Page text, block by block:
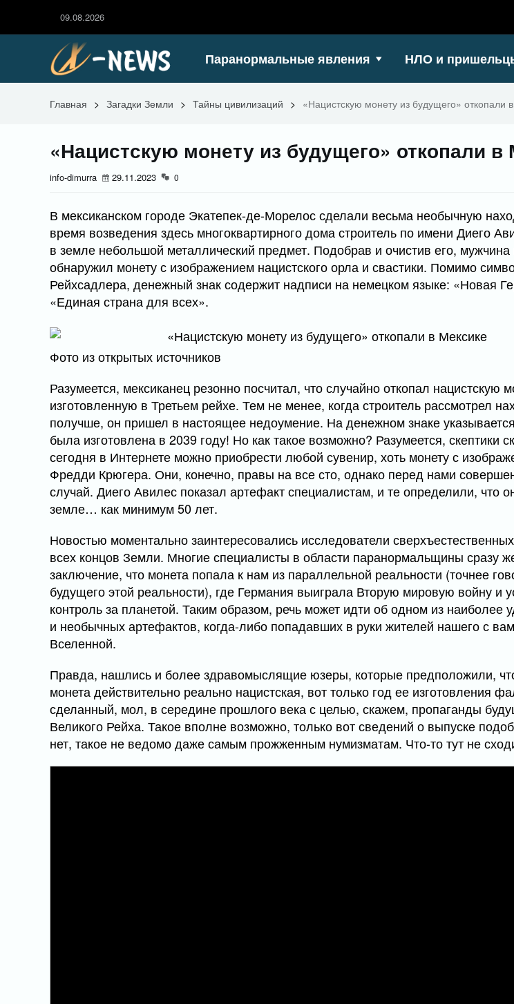
09.08.2026
Паранормальные явления НЛО и
Главная > Загадки Земли > Тайны цивилизаций > «Нацистскую монету из будущего» откопали
«Нацистскую монету из будущего» откопали в
info-dimurra 29.11.2023 0
В мексиканском городе Экатепек-де-Морелос сделали весьма необычную
время возведения здесь многоквартирного дома строитель по имени Диего
в земле небольшой металлический предмет. Подобрав и очистив его, мужчина
обнаружил монету с изображением нацистского орла и свастики. Помимо
Рейхсадлера, денежный знак содержит надписи на немецком языке: «Новая
«Единая страна для всех».
Фото из открытых источников
Разумеется, мексиканец резонно посчитал, что случайно откопал нацистскую
изготовленную в Третьем рейхе. Тем не менее, когда строитель рассмотрел
получше, он пришел в настоящее недоумение. На денежном знаке
была изготовлена в 2039 году! Но как такое возможно? Разумеется, скептики
сегодня в Интернете можно приобрести любой сувенир, хоть монету с
Фредди Крюгера. Они, конечно, правы на все сто, однако перед нами
случай. Диего Авилес показал артефакт специалистам, и те определили, что
земле… как минимум 50 лет.
Новостью моментально заинтересовались исследователи
всех концов Земли. Многие специалисты в области паранормальщины сразу
заключение, что монета попала к нам из параллельной реальности (точнее
будущего этой реальности), где Германия выиграла Вторую мировую войну и
контроль за планетой. Таким образом, речь может идти об одном из наиболее
и необычных артефактов, когда-либо попадавших в руки жителей нашего с
Вселенной.
Правда, нашлись и более здравомыслящие юзеры, которые предположили,
монета действительно реально нацистская, вот только год ее изготовления
сделанный, мол, в середине прошлого века с целью, скажем, пропаганды
Великого Рейха. Такое вполне возможно, только вот сведений о выпуске
нет, такое не ведомо даже самым прожженным нумизматам. Что-то тут не